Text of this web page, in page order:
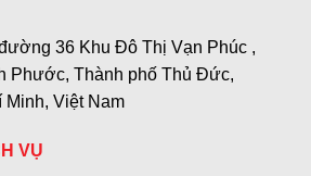
36 Khu Đô Thị Vạn Phúc ,
Phước, Thành phố Thủ Đức,
Minh, Việt Nam
VỤ